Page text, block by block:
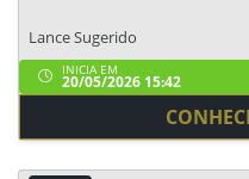
Lance Sugerido
INICIA EM
20/05/2026 15:42